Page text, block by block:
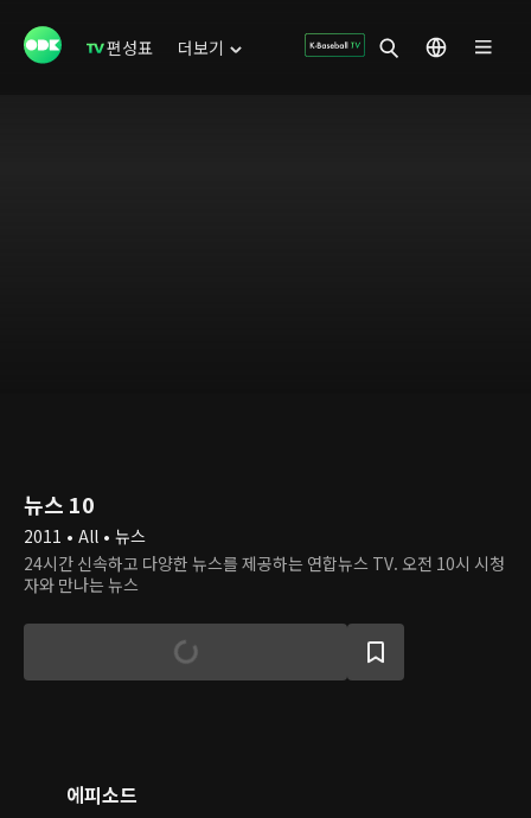
편성표 더보기
뉴스 10
2011 • All • 뉴스
24시간 신속하고 다양한 뉴스를 제공하는 연합뉴스 TV. 오전 10시 시청
자와 만나는 뉴스
에피소드